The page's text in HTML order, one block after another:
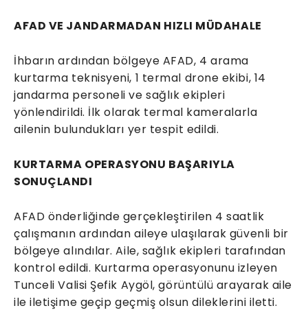
AFAD VE JANDARMADAN HIZLI MÜDAHALE
İhbarın ardından bölgeye AFAD, 4 arama
kurtarma teknisyeni, 1 termal drone ekibi, 14
jandarma personeli ve sağlık ekipleri
yönlendirildi. İlk olarak termal kameralarla
ailenin bulundukları yer tespit edildi.
KURTARMA OPERASYONU BAŞARIYLA
SONUÇLANDI
AFAD önderliğinde gerçekleştirilen 4 saatlik
çalışmanın ardından aileye ulaşılarak güvenli bir
bölgeye alındılar. Aile, sağlık ekipleri tarafından
kontrol edildi. Kurtarma operasyonunu izleyen
Tunceli Valisi Şefik Aygöl, görüntülü arayarak aile
ile iletişime geçip geçmiş olsun dileklerini iletti.